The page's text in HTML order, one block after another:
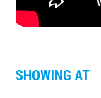
SHOWING AT